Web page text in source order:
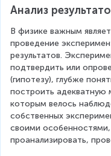
{,
}
0
}
}
=
7
{,
}
Анализ
В физике важным
проведение
результатов.
подтвердить или
(гипотезу), глубже
построить адекватную
которым велось
собственных
своими
проанализировать,